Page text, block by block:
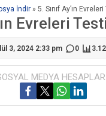
İndir » 5. Sınıf Ay’ın
Evreleri
3, 2024 2:33 pm 0
MEDYA